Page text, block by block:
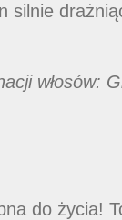
silnie
włosów:
do życia!